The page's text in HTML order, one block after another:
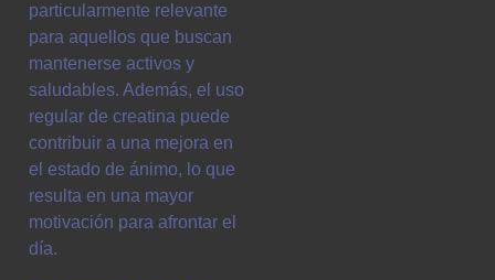
particularmente relevante
para aquellos que buscan
mantenerse activos y
saludables. Además, el uso
regular de creatina puede
contribuir a una mejora en
el estado de ánimo, lo que
resulta en una mayor
motivación para afrontar el
día.